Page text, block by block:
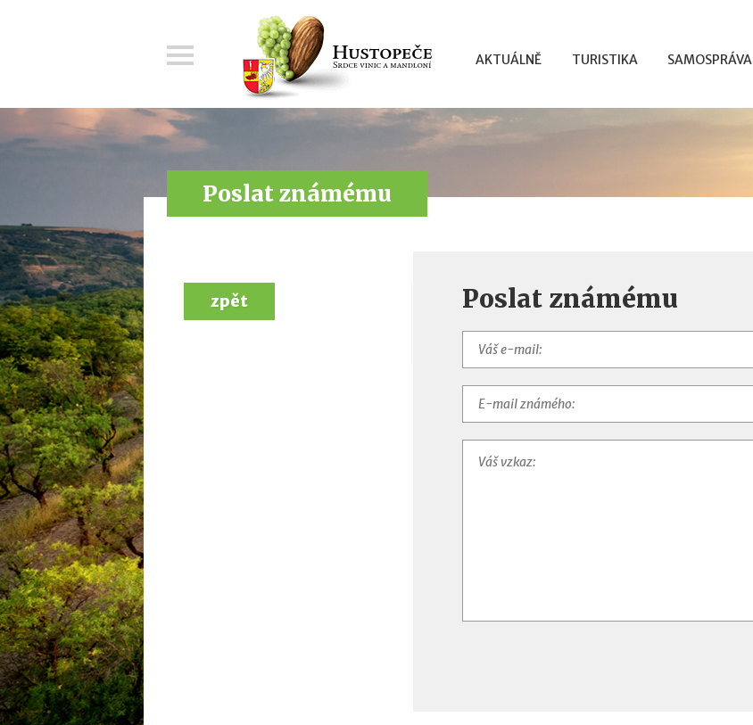
AKTUÁLNĚ TURISTIKA SAMOSPRÁVA
Poslat známému
Poslat známému
zpět